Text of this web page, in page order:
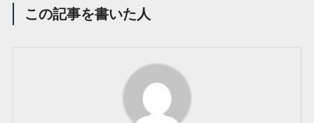
この記事を書いた人